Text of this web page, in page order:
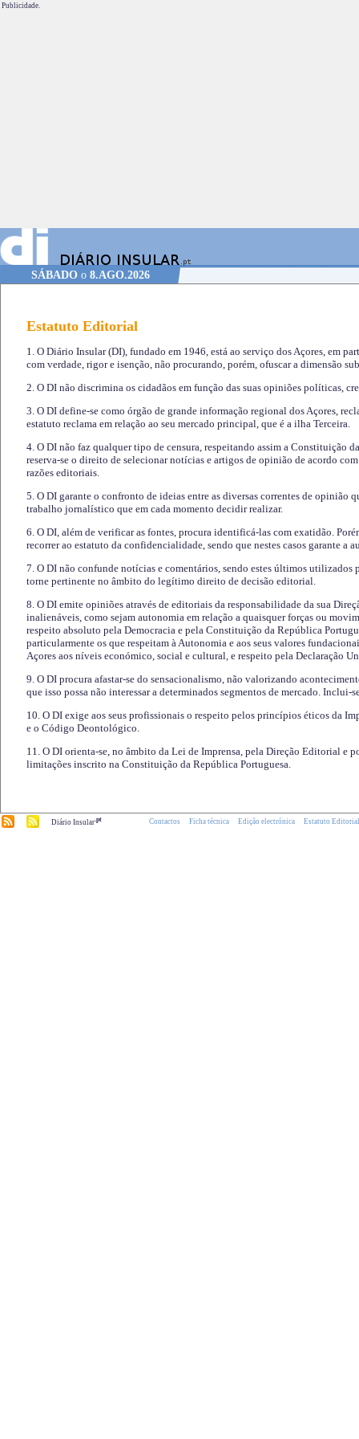
Publicidade.
SÁBADOo 8.AGO.2026
Estatuto Editorial
1. O Diário Insular (DI), fundado em 1946, está ao serviço dos Açores, em
com verdade, rigor e isenção, não procurando, porém, ofuscar a dimensão
2. O DI não discrimina os cidadãos em função das suas opiniões políticas,
3. O DI define-se como órgão de grande informação regional dos Açores,
estatuto reclama em relação ao seu mercado principal, que é a ilha Terceira.
4. O DI não faz qualquer tipo de censura, respeitando assim a Constituição
reserva-se o direito de selecionar notícias e artigos de opinião de acordo
razões editoriais.
5. O DI garante o confronto de ideias entre as diversas correntes de opinião
trabalho jornalístico que em cada momento decidir realizar.
6. O DI, além de verificar as fontes, procura identificá-las com exatidão.
recorrer ao estatuto da confidencialidade, sendo que nestes casos garante a
7. O DI não confunde notícias e comentários, sendo estes últimos utilizados
torne pertinente no âmbito do legítimo direito de decisão editorial.
8. O DI emite opiniões através de editoriais da responsabilidade da sua
inalienáveis, como sejam autonomia em relação a quaisquer forças ou
respeito absoluto pela Democracia e pela Constituição da República
particularmente os que respeitam à Autonomia e aos seus valores
Açores aos níveis económico, social e cultural, e respeito pela Declaração
9. O DI procura afastar-se do sensacionalismo, não valorizando
que isso possa não interessar a determinados segmentos de mercado.
10. O DI exige aos seus profissionais o respeito pelos princípios éticos da
e o Código Deontológico.
11. O DI orienta-se, no âmbito da Lei de Imprensa, pela Direção Editorial e
limitações inscrito na Constituição da República Portuguesa.
Diário Insular.pt Contactos Ficha técnica Edição electrónica Estatuto Editorial